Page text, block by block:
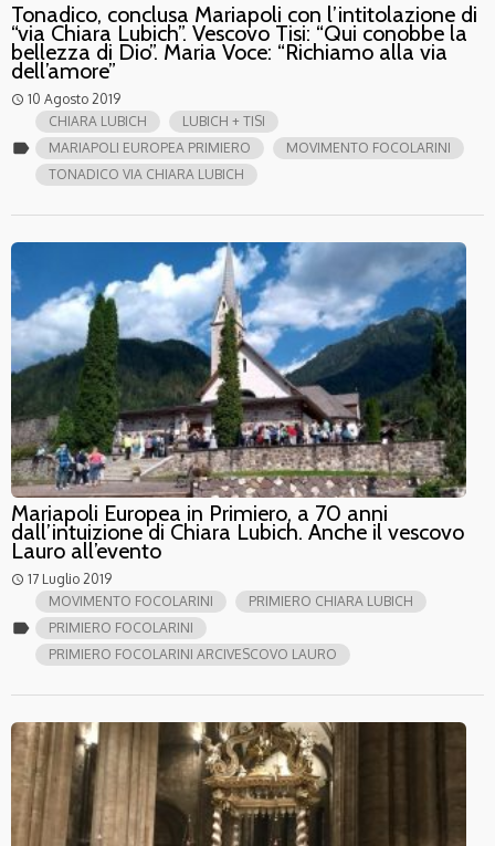
Tonadico, conclusa Mariapoli con l’intitolazione di
“via Chiara Lubich”. Vescovo Tisi: “Qui conobbe la
bellezza di Dio”. Maria Voce: “Richiamo alla via
dell’amore”
access_time 10 Agosto 2019
label
CHIARA LUBICH
LUBICH + TISI
MARIAPOLI EUROPEA PRIMIERO
MOVIMENTO FOCOLARINI
TONADICO VIA CHIARA LUBICH
Mariapoli Europea in Primiero, a 70 anni
dall’intuizione di Chiara Lubich. Anche il vescovo
Lauro all’evento
access_time 17 Luglio 2019
label
MOVIMENTO FOCOLARINI
PRIMIERO CHIARA LUBICH
PRIMIERO FOCOLARINI
PRIMIERO FOCOLARINI ARCIVESCOVO LAURO